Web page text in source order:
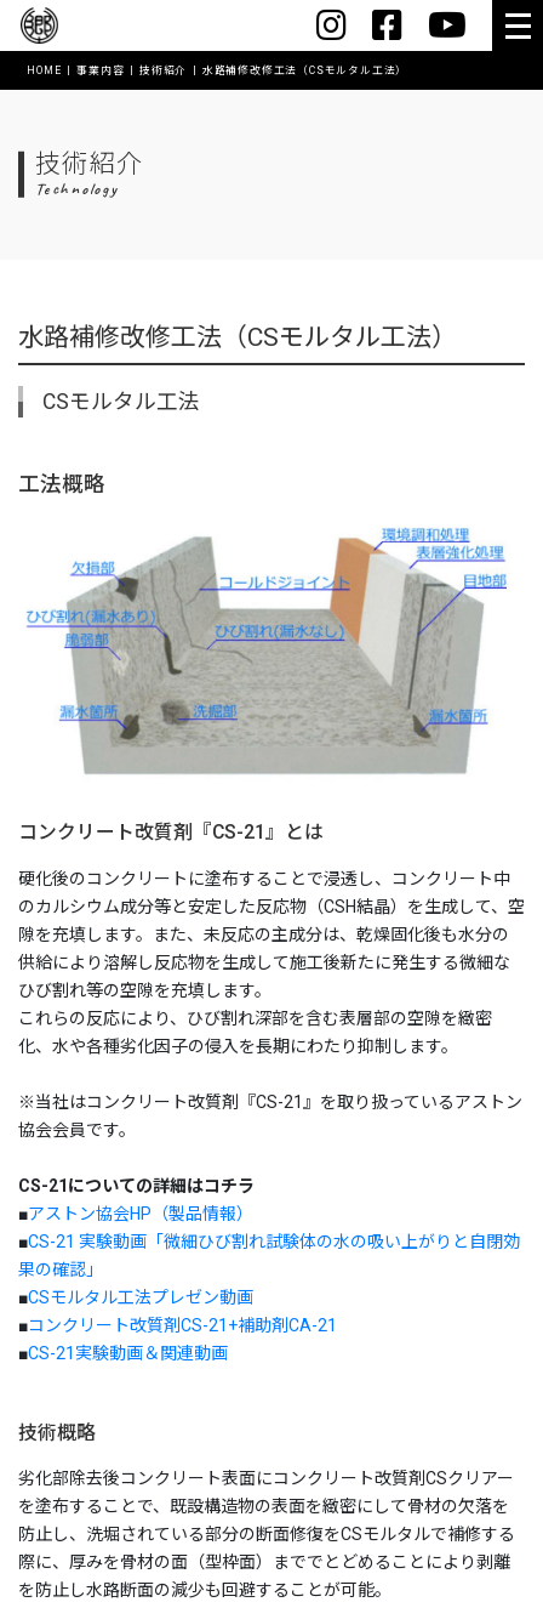
HOME 事業内容 技術紹介 水路補修改修工法（CSモルタル工法）
技術紹介
Technology
水路補修改修工法（CSモルタル工法）
CSモルタル工法
工法概略
コンクリート改質剤『CS-21』とは
硬化後のコンクリートに塗布することで浸透し、コンクリート中
のカルシウム成分等と安定した反応物（CSH結晶）を生成して、空
隙を充填します。また、未反応の主成分は、乾燥固化後も水分の
供給により溶解し反応物を生成して施工後新たに発生する微細な
ひび割れ等の空隙を充填します。
これらの反応により、ひび割れ深部を含む表層部の空隙を緻密
化、水や各種劣化因子の侵入を長期にわたり抑制します。
※当社はコンクリート改質剤『CS-21』を取り扱っているアストン
協会会員です。
CS-21についての詳細はコチラ
■アストン協会HP（製品情報）
■CS-21 実験動画「微細ひび割れ試験体の水の吸い上がりと自閉効
果の確認」
■CSモルタル工法プレゼン動画
■コンクリート改質剤CS-21+補助剤CA-21
■CS-21実験動画＆関連動画
技術概略
劣化部除去後コンクリート表面にコンクリート改質剤CSクリアー
を塗布することで、既設構造物の表面を緻密にして骨材の欠落を
防止し、洗堀されている部分の断面修復をCSモルタルで補修する
際に、厚みを骨材の面（型枠面）まででとどめることにより剥離
を防止し水路断面の減少も回避することが可能。
会社案内
コワーキングスペース【MushRoom】
アクセス
未来へ向けた取り組みについて
SDGｓの取組
会社紹介 MOVIE
ICTの取り組み
ICT活用工事の流れ
ICT建機による施工
3次元出来形管理
所有するICT関連機器
ICT活用工事 社内教育
取り組みについて
2025年取り組み状況
2023年取り組み
2021年計画
工務ディレクター
3Dオブジェクト
事業内容